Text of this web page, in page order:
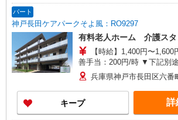
パート
神戸長田ケアパークそよ風：RO9297
有料老人ホーム 介護スタ
【時給】1,400円〜1,600円 ▼給与詳細 処遇
善手当：200円/時 ▼下記別途支給 通勤手当 年末
年始手当：380円/時 寸志あり：年2回（6月・12
月） ※業績による ※処遇改善手当は試用期間中(3
ヶ月)は支給なし
兵庫県神戸市長田区六番
キープ 詳